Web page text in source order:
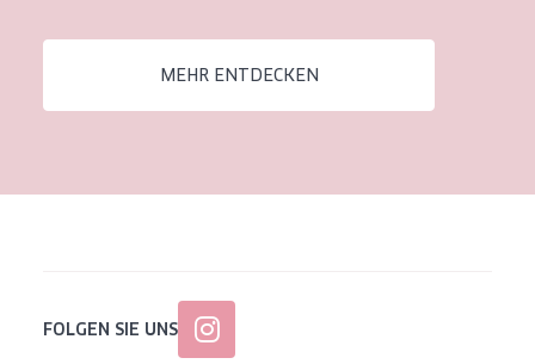
MEHR ENTDECKEN
FOLGEN SIE UNS